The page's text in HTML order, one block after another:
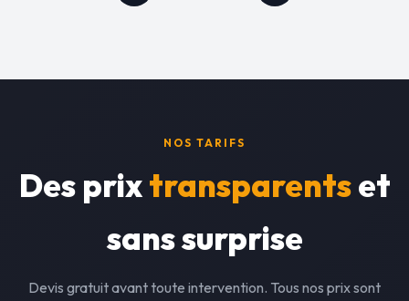
NOS TARIFS
Des prixtransparentset
sans surprise
Devis gratuit avant toute intervention. Tous nos prix sont